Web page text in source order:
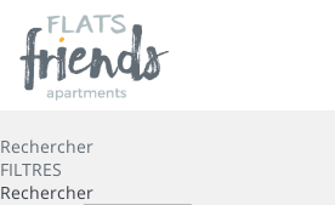
Rechercher
FILTRES
Rechercher